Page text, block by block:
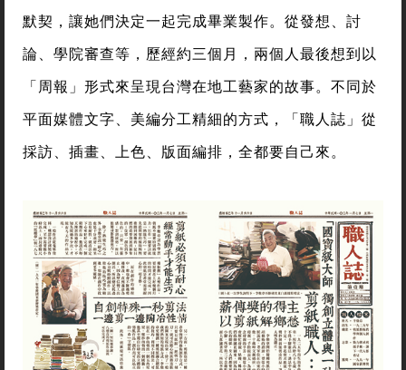
默契，讓她們決定一起完成畢業製作。從發想、討
論、學院審查等，歷經約三個月，兩個人最後想到以
「周報」形式來呈現台灣在地工藝家的故事。不同於
平面媒體文字、美編分工精細的方式，「職人誌」從
採訪、插畫、上色、版面編排，全都要自己來。